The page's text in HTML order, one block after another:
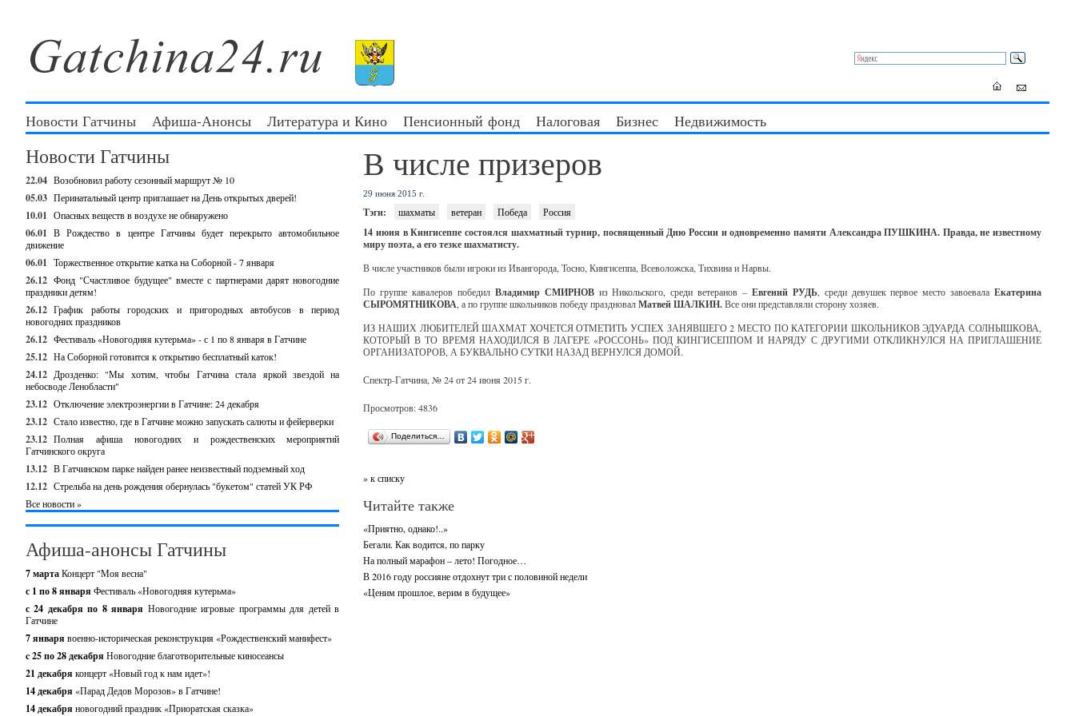
Новости Гатчины Афиша-Анонсы Литература и Кино Пенсионный фонд Налоговая Бизнес Недвижимость
Новости Гатчины
22.04 Возобновил работу сезонный маршрут № 10
05.03 Перинатальный центр приглашает на День открытых дверей!
10.01 Опасных веществ в воздухе не обнаружено
06.01 В Рождество в центре Гатчины будет перекрыто автомобильное
движение
06.01 Торжественное открытие катка на Соборной - 7 января
26.12 Фонд "Счастливое будущее" вместе с партнерами дарят новогодние
праздники детям!
26.12 График работы городских и пригородных автобусов в период
новогодних праздников
26.12 Фестиваль «Новогодняя кутерьма» - с 1 по 8 января в Гатчине
25.12 На Соборной готовится к открытию бесплатный каток!
24.12 Дрозденко: "Мы хотим, чтобы Гатчина стала яркой звездой на
небосводе Ленобласти"
23.12 Отключение электроэнергии в Гатчине: 24 декабря
23.12 Стало известно, где в Гатчине можно запускать салюты и фейерверки
23.12 Полная афиша новогодних и рождественских мероприятий
Гатчинского округа
13.12 В Гатчинском парке найден ранее неизвестный подземный ход
12.12 Стрельба на день рождения обернулась "букетом" статей УК РФ
Все новости »
Афиша-анонсы Гатчины
7 мартаКонцерт "Моя весна"
с 1 по 8 января Фестиваль «Новогодняя кутерьма»
с 24 декабря по 8 января Новогодние игровые программы для детей в
Гатчине
7 января военно-историческая реконструкция «Рождественский манифест»
c 25 по 28 декабря Новогодние благотворительные киносеансы
21 декабря концерт «Новый год к нам идет»!
14 декабря «Парад Дедов Морозов» в Гатчине!
14 декабря новогодний праздник «Приоратская сказка»
В числе призеров
29 июня 2015 г.
Тэги: шахматы ветеран Победа Россия
14 июня в Кингисеппе состоялся шахматный турнир, посвященный Дню России и одновременно памяти Александра ПУШКИНА. Правда, не известному
миру поэта, а его тезке шахматисту.
В числе участников были игроки из Ивангорода, Тосно, Кингисеппа, Всеволожска, Тихвина и Нарвы.
По группе кавалеров победил Владимир СМИРНОВ из Никольского, среди ветеранов – Евгений РУДЬ, среди девушек первое место завоевалаЕкатерина
СЫРОМЯТНИКОВА, а по группе школьников победу праздновалМатвей ШАЛКИН.Все они представляли сторону хозяев.
ИЗ НАШИХ ЛЮБИТЕЛЕЙ ШАХМАТ ХОЧЕТСЯ ОТМЕТИТЬ УСПЕХ ЗАНЯВШЕГО 2 МЕСТО ПО КАТЕГОРИИ ШКОЛЬНИКОВ ЭДУАРДА СОЛНЫШКОВА,
КОТОРЫЙ В ТО ВРЕМЯ НАХОДИЛСЯ В ЛАГЕРЕ «РОССОНЬ» ПОД КИНГИСЕППОМ И НАРЯДУ С ДРУГИМИ ОТКЛИКНУЛСЯ НА ПРИГЛАШЕНИЕ
ОРГАНИЗАТОРОВ, А БУКВАЛЬНО СУТКИ НАЗАД ВЕРНУЛСЯ ДОМОЙ.
Спектр-Гатчина, № 24 от 24 июня 2015 г.
Просмотров: 4836
Поделиться…
» к списку
Читайте также
«Приятно, однако!..»
Бегали. Как водится, по парку
На полный марафон – лето! Погодное…
В 2016 году россияне отдохнут три с половиной недели
«Ценим прошлое, верим в будущее»